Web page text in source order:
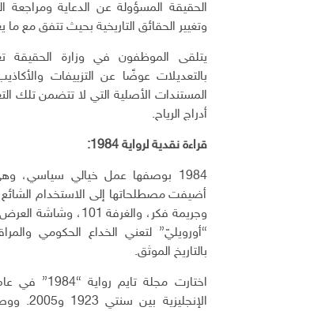
الحقيقة المسؤولة عن الدعاية ومراجعة
وتغيير الحقائق التاريخية بحيث تتفق مع ما
يتلقى الموظفون في وزارة الحقيقة
بالتعديلات عوضًا عن التزييفات
المستندات الأصلية التي لا تتضمن تلك
أدراج الرياح.
قراءة نقدية لرواية 1984:
1984 بوصفها عمل خيالي
أضيفت مصطلحاتها إلى الاستخدام الشائع
“أورويليّ” لتعني الخداع الحكومي
بالتاريخ الموثق.